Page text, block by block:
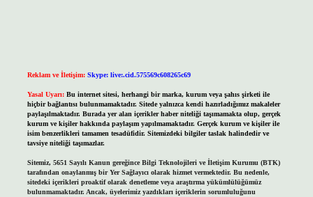
Reklam ve İletişim: Skype: live:.cid.575569c608265c69
Yasal Uyarı: Bu internet sitesi, herhangi bir marka, kurum veya şahıs şirketi ile
hiçbir bağlantısı bulunmamaktadır. Sitede yalnızca kendi hazırladığımız makaleler
paylaşılmaktadır. Burada yer alan içerikler haber niteliği taşımamakta olup, gerçek
kurum ve kişiler hakkında paylaşım yapılmamaktadır. Gerçek kurum ve kişiler ile
isim benzerlikleri tamamen tesadüfidir. Sitemizdeki bilgiler taslak halindedir ve
tavsiye niteliği taşımazlar.
Sitemiz, 5651 Sayılı Kanun gereğince Bilgi Teknolojileri ve İletişim Kurumu (BTK)
tarafından onaylanmış bir Yer Sağlayıcı olarak hizmet vermektedir. Bu nedenle,
sitedeki içerikleri proaktif olarak denetleme veya araştırma yükümlülüğümüz
bulunmamaktadır. Ancak, üyelerimiz yazdıkları içeriklerin sorumluluğunu